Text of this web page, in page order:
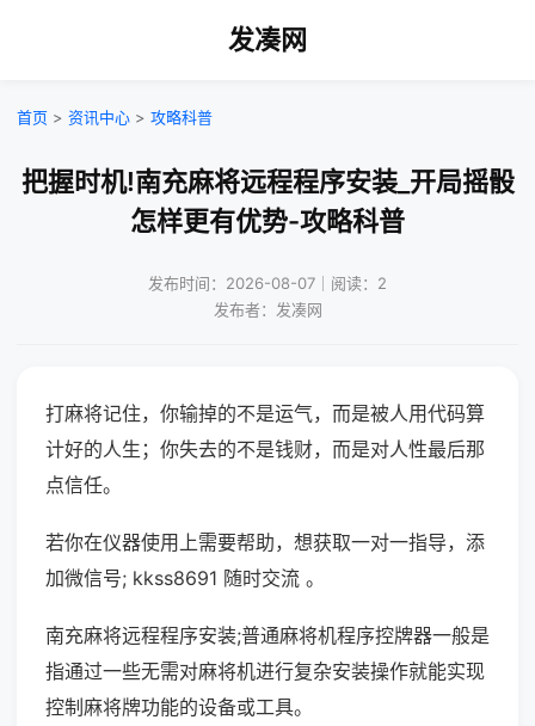
发凑网
首页 > 资讯中心 > 攻略科普
把握时机!南充麻将远程程序安装_开局摇骰
怎样更有优势-攻略科普
发布时间：2026-08-07｜阅读：2
发布者：发凑网
打麻将记住，你输掉的不是运气，而是被人用代码算
计好的人生；你失去的不是钱财，而是对人性最后那
点信任。
若你在仪器使用上需要帮助，想获取一对一指导，添
加微信号; kkss8691 随时交流 。
南充麻将远程程序安装;普通麻将机程序控牌器一般是
指通过一些无需对麻将机进行复杂安装操作就能实现
控制麻将牌功能的设备或工具。